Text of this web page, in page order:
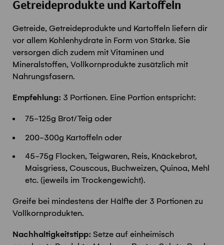
Getreideprodukte und Kartoffeln
Getreide, Getreideprodukte und Kartoffeln liefern dir
vor allem Kohlenhydrate in Form von Stärke. Sie
versorgen dich zudem mit Vitaminen und
Mineralstoffen, Vollkornprodukte zusätzlich mit
Nahrungsfasern.
Empfehlung: 3 Portionen. Eine Portion entspricht:
75-125g Brot/Teig oder
200-300g Kartoffeln oder
45-75g Flocken, Teigwaren, Reis, Knäckebrot,
Maisgriess, Couscous, Buchweizen, Quinoa, Mehl
etc. (jeweils im Trockengewicht).
Greife bei mindestens der Hälfte der 3 Portionen zu
Vollkornprodukten.
Nachhaltigkeitstipp: Setze auf einheimisch